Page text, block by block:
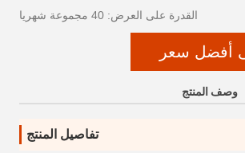
القدرة على العرض: 40 مجموعة شهريا
أفضل سعر
وصف المنتج
تفاصيل المنتج